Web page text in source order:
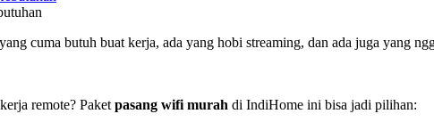
cuma butuh buat kerja, ada yang hobi streaming, dan ada juga yang
remote? Paket pasang wifi murah di IndiHome ini bisa jadi pilihan: